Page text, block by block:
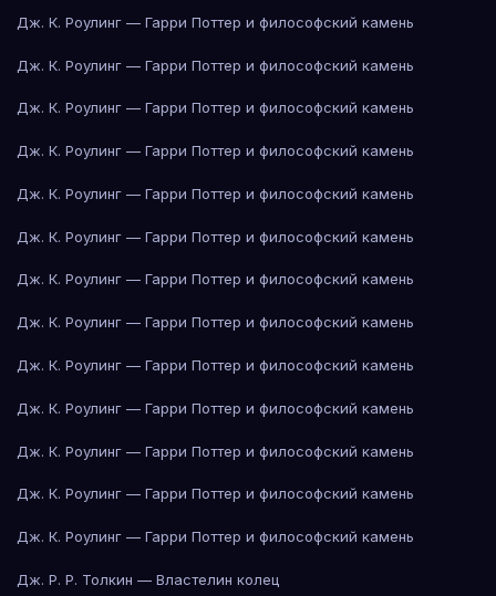
Дж. К. Роулинг — Гарри Поттер и философский камень
Дж. К. Роулинг — Гарри Поттер и философский камень
Дж. К. Роулинг — Гарри Поттер и философский камень
Дж. К. Роулинг — Гарри Поттер и философский камень
Дж. К. Роулинг — Гарри Поттер и философский камень
Дж. К. Роулинг — Гарри Поттер и философский камень
Дж. К. Роулинг — Гарри Поттер и философский камень
Дж. К. Роулинг — Гарри Поттер и философский камень
Дж. К. Роулинг — Гарри Поттер и философский камень
Дж. К. Роулинг — Гарри Поттер и философский камень
Дж. К. Роулинг — Гарри Поттер и философский камень
Дж. К. Роулинг — Гарри Поттер и философский камень
Дж. К. Роулинг — Гарри Поттер и философский камень
Дж. Р. Р. Толкин — Властелин колец